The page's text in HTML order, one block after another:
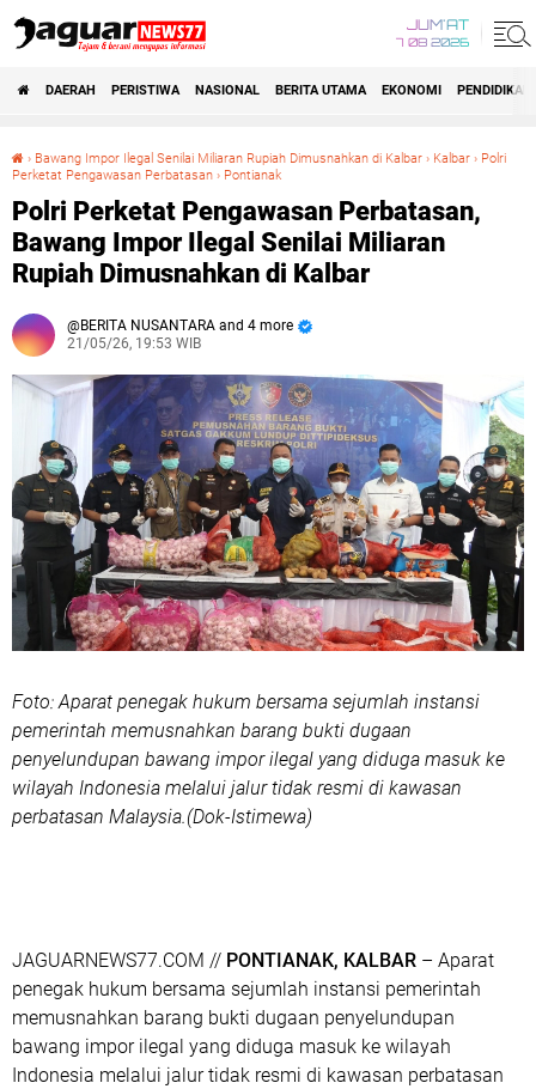
JUM'AT
7 08 2026
DAERAH PERISTIWA NASIONAL BERITA UTAMA EKONOMI PENDIDIKAN
› Bawang Impor Ilegal Senilai Miliaran Rupiah Dimusnahkan di Kalbar › Kalbar › ‎Polri
Perketat Pengawasan Perbatasan › Pontianak
‎Polri Perketat Pengawasan Perbatasan,
Bawang Impor Ilegal Senilai Miliaran
Rupiah Dimusnahkan di Kalbar
BERITA NUSANTARA and 4 more
21/05/26, 19:53 WIB
Foto: Aparat penegak hukum bersama sejumlah instansi
pemerintah memusnahkan barang bukti dugaan
penyelundupan bawang impor ilegal yang diduga masuk ke
wilayah Indonesia melalui jalur tidak resmi di kawasan
perbatasan Malaysia.(Dok-Istimewa)
JAGUARNEWS77.COM // PONTIANAK, KALBAR – Aparat
penegak hukum bersama sejumlah instansi pemerintah
memusnahkan barang bukti dugaan penyelundupan
bawang impor ilegal yang diduga masuk ke wilayah
Indonesia melalui jalur tidak resmi di kawasan perbatasan